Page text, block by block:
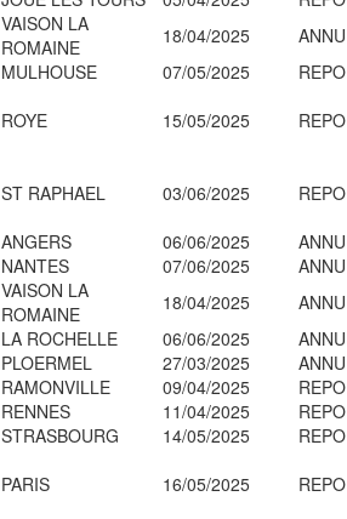
VAISON LA
ROMAINE
18/04/2025
MULHOUSE 07/05/2025
ROYE 15/05/2025
ST RAPHAEL 03/06/2025
ANGERS 06/06/2025
NANTES 07/06/2025
VAISON LA
ROMAINE
18/04/2025
LA ROCHELLE 06/06/2025
PLOERMEL 27/03/2025
RAMONVILLE 09/04/2025
RENNES 11/04/2025
STRASBOURG 14/05/2025
PARIS 16/05/2025